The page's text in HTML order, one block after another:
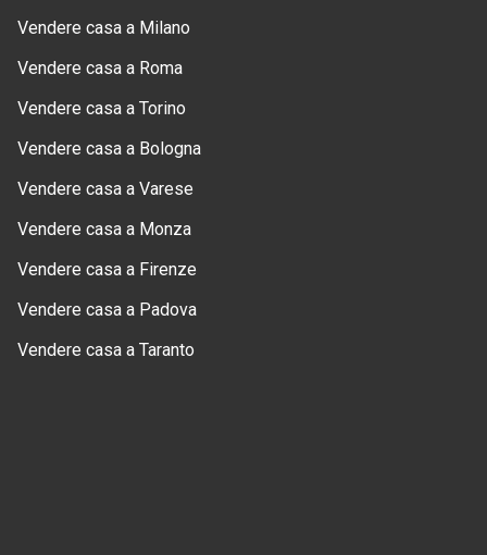
Vendere casa a Milano
Vendere casa a Roma
Vendere casa a Torino
Vendere casa a Bologna
Vendere casa a Varese
Vendere casa a Monza
Vendere casa a Firenze
Vendere casa a Padova
Vendere casa a Taranto